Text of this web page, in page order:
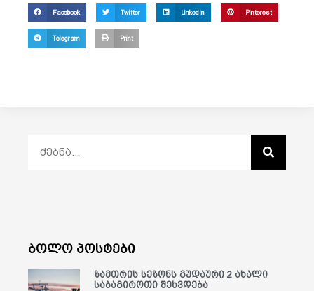
Facebook Twitter LinkedIn Pinterest
Telegram Print
ბოლო პოსტები
ზამთრის სეზონს გუდაური 2 ახალი
საბაგიროთი შეხვდება